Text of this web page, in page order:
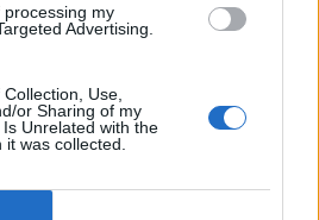
my
Advertising.
Use,
or Sharing of my
Unrelated with the
was collected.
ΑΥΤΉ ΤΗΝ ΚΑΤΗΓΟΡΊΑ